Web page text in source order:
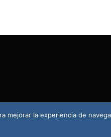
de Privacidad
mejorar la experiencia de